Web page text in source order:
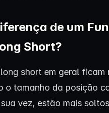
de um
Short?
short em geral ficam
o tamanho da posição
vez, estão mais